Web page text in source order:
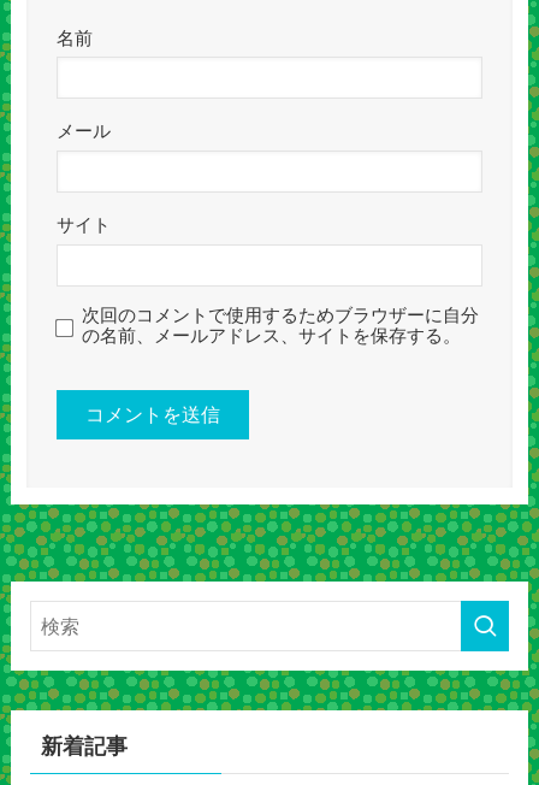
名前
メール
サイト
次回のコメントで使用するためブラウザーに自分
の名前、メールアドレス、サイトを保存する。
新着記事